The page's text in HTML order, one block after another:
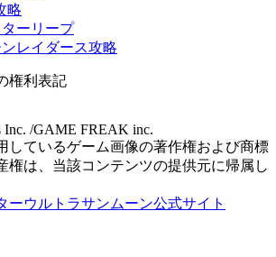
略
ーリープ
レイダース攻略
権利表記
Inc. /GAME FREAK inc.
しているゲーム画像の著作権および商標
権は、当該コンテンツの提供元に帰属し
ーウルトラサンムーン公式サイト